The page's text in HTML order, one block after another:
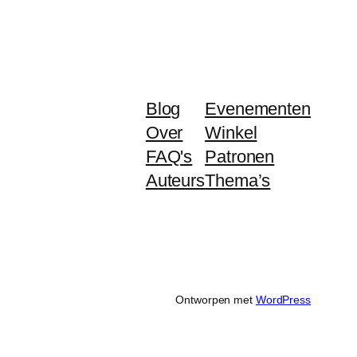
Blog
Over
FAQ's
Auteurs
Evenementen
Winkel
Patronen
Thema’s
Ontworpen met WordPress